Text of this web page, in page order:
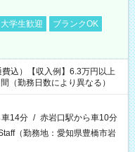
大学生歓迎
ブランクOK
込）【収入例】6.3万円以上
勤務日数により異なる）
14分 / 赤岩口駅から車10分
（勤務地：愛知県豊橋市岩